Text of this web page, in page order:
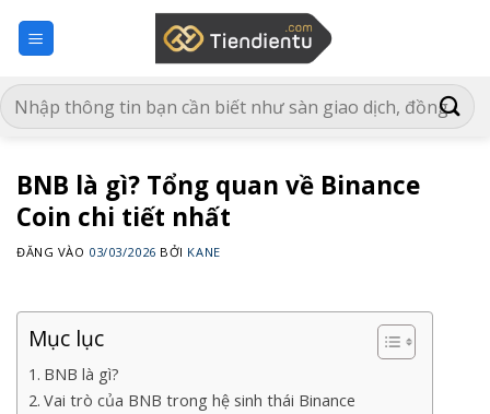
qua
dung
BNB là gì? Tổng quan về Binance
Coin chi tiết nhất
ĐĂNG VÀO 03/03/2026 BỞI KANE
Mục lục
BNB là gì?
Vai trò của BNB trong hệ sinh thái Binance